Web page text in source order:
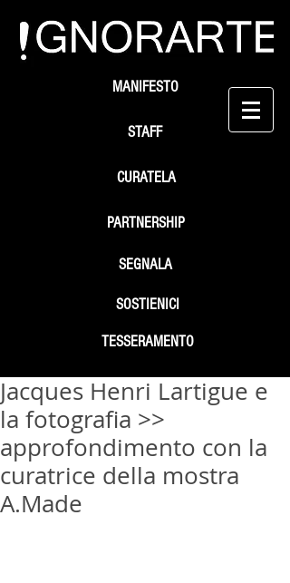
STAFF
SEGNALA
SOSTIENICI
MANIFESTO
PARTNERSHIP
TESSERAMENTO
CURATELA
Jacques Henri Lartigue e
la fotografia >>
approfondimento con la
curatrice della mostra
A.Made